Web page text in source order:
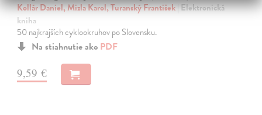
Kollár Daniel, Mizla Karol, Turanský František| Elektronická
kniha
50 najkrajších cyklookruhov po Slovensku.
Na stiahnutie ako PDF
9,59 €